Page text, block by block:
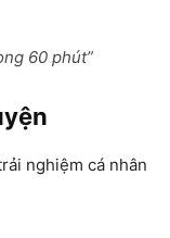
60 phút”
nghiệm cá nhân